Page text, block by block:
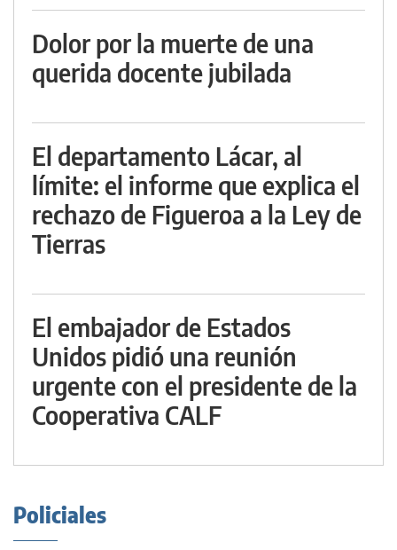
Dolor por la muerte de una
querida docente jubilada
El departamento Lácar, al
límite: el informe que explica el
rechazo de Figueroa a la Ley de
Tierras
El embajador de Estados
Unidos pidió una reunión
urgente con el presidente de la
Cooperativa CALF
Policiales